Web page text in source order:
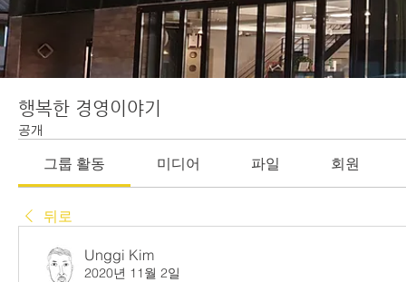
행복한 경영이야기
공개
그룹 활동 미디어 파일 회원
뒤로
Unggi Kim
2020년 11월 2일